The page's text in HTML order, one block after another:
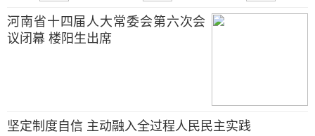
河南省十四届人大常委会第六次会
议闭幕 楼阳生出席
坚定制度自信 主动融入全过程人民民主实践